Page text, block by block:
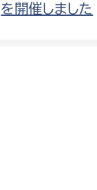
を開催しました